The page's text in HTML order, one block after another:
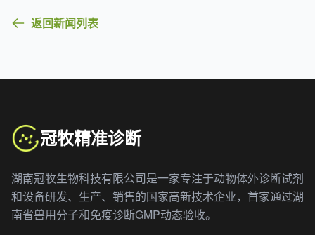
返回新闻列表
冠牧精准诊断
湖南冠牧生物科技有限公司是一家专注于动物体外诊断试剂
和设备研发、生产、销售的国家高新技术企业，首家通过湖
南省兽用分子和免疫诊断GMP动态验收。